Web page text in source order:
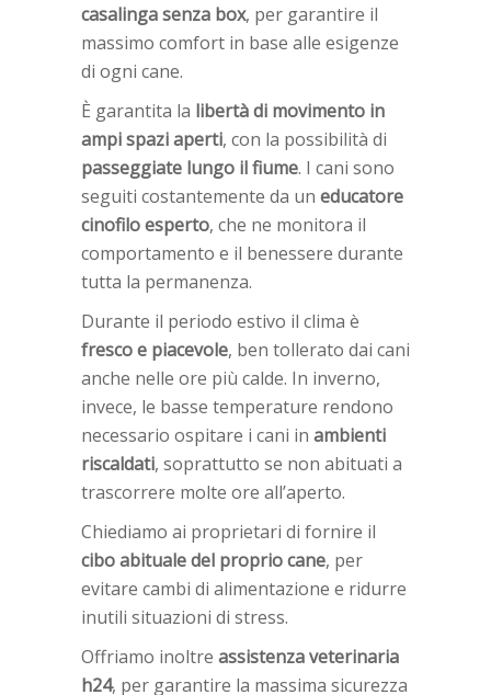
casalinga senza box, per garantire il
massimo comfort in base alle esigenze
di ogni cane.
È garantita la libertà di movimento in
ampi spazi aperti, con la possibilità di
passeggiate lungo il fiume. I cani sono
seguiti costantemente da un educatore
cinofilo esperto, che ne monitora il
comportamento e il benessere durante
tutta la permanenza.
Durante il periodo estivo il clima è
fresco e piacevole, ben tollerato dai cani
anche nelle ore più calde. In inverno,
invece, le basse temperature rendono
necessario ospitare i cani in ambienti
riscaldati, soprattutto se non abituati a
trascorrere molte ore all’aperto.
Chiediamo ai proprietari di fornire il
cibo abituale del proprio cane, per
evitare cambi di alimentazione e ridurre
inutili situazioni di stress.
Offriamo inoltre assistenza veterinaria
h24, per garantire la massima sicurezza